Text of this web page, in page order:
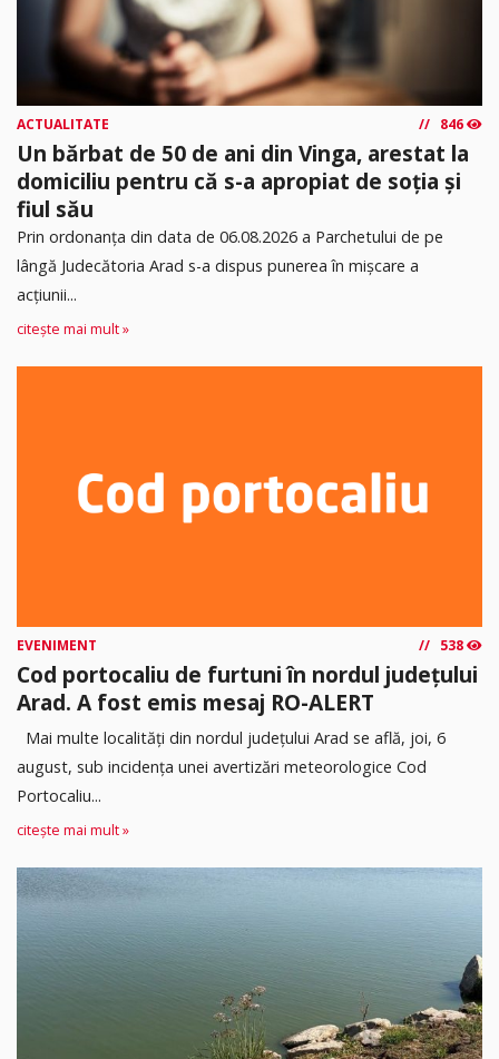
ACTUALITATE 846
Un bărbat de 50 de ani din Vinga, arestat la
domiciliu pentru că s-a apropiat de soția și
fiul său
Prin ordonanța din data de 06.08.2026 a Parchetului de pe
lângă Judecătoria Arad s-a dispus punerea în mişcare a
acţiunii...
citește mai mult »
EVENIMENT 538
Cod portocaliu de furtuni în nordul județului
Arad. A fost emis mesaj RO-ALERT
Mai multe localități din nordul județului Arad se află, joi, 6
august, sub incidența unei avertizări meteorologice Cod
Portocaliu...
citește mai mult »